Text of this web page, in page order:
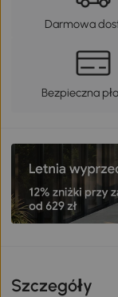
Darmowa
Bezpieczna
Szczegóły